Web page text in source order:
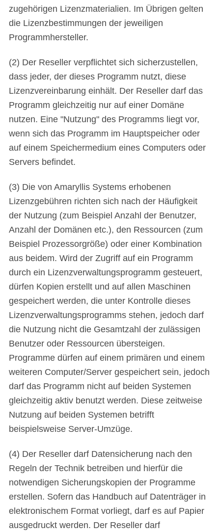
zugehörigen Lizenzmaterialien. Im Übrigen gelten
die Lizenzbestimmungen der jeweiligen
Programmhersteller.
(2) Der Reseller verpflichtet sich sicherzustellen,
dass jeder, der dieses Programm nutzt, diese
Lizenzvereinbarung einhält. Der Reseller darf das
Programm gleichzeitig nur auf einer Domäne
nutzen. Eine "Nutzung" des Programms liegt vor,
wenn sich das Programm im Hauptspeicher oder
auf einem Speichermedium eines Computers oder
Servers befindet.
(3) Die von Amaryllis Systems erhobenen
Lizenzgebühren richten sich nach der Häufigkeit
der Nutzung (zum Beispiel Anzahl der Benutzer,
Anzahl der Domänen etc.), den Ressourcen (zum
Beispiel Prozessorgröße) oder einer Kombination
aus beidem. Wird der Zugriff auf ein Programm
durch ein Lizenzverwaltungsprogramm gesteuert,
dürfen Kopien erstellt und auf allen Maschinen
gespeichert werden, die unter Kontrolle dieses
Lizenzverwaltungsprogramms stehen, jedoch darf
die Nutzung nicht die Gesamtzahl der zulässigen
Benutzer oder Ressourcen übersteigen.
Programme dürfen auf einem primären und einem
weiteren Computer/Server gespeichert sein, jedoch
darf das Programm nicht auf beiden Systemen
gleichzeitig aktiv benutzt werden. Diese zeitweise
Nutzung auf beiden Systemen betrifft
beispielsweise Server-Umzüge.
(4) Der Reseller darf Datensicherung nach den
Regeln der Technik betreiben und hierfür die
notwendigen Sicherungskopien der Programme
erstellen. Sofern das Handbuch auf Datenträger in
elektronischem Format vorliegt, darf es auf Papier
ausgedruckt werden. Der Reseller darf